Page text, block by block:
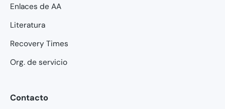
Enlaces de AA
Literatura
Recovery Times
Org. de servicio
Contacto